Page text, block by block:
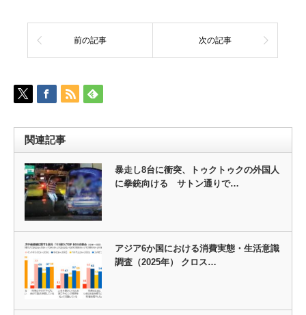
前の記事 次の記事
関連記事
暴走し8台に衝突、トゥクトゥクの外国人
に拳銃向ける サトン通りで…
アジア6か国における消費実態・生活意識
調査（2025年） クロス…